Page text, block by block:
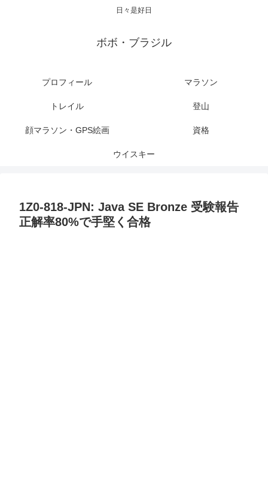
日々是好日
ボボ・ブラジル
プロフィール マラソン
トレイル 登山
顔マラソン・GPS絵画 資格
ウイスキー
1Z0-818-JPN: Java SE Bronze 受験報告
正解率80%で手堅く合格